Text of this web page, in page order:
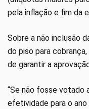
pela inflação e fim da
Sobre a não inclusão
do piso para
de garantir a
“Se não fosse votado
efetividade para o ano